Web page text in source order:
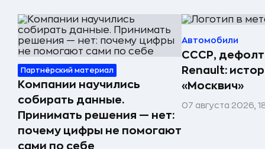
Партнёрский материал
Компании научились
собирать данные.
Принимать решения — нет:
почему цифры не помогают
сами по себе
Автомобили
СССР,
Renault:
«Москвич»
07 августа 2026,